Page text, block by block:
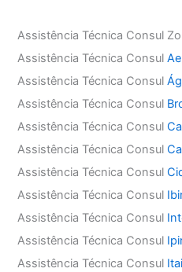
Assistência Técnica Consul
Assistência Técnica Consul
Assistência Técnica Consul
Assistência Técnica Consul
Assistência Técnica Consul
Assistência Técnica Consul
Assistência Técnica Consul
Assistência Técnica Consul
Assistência Técnica Consul
Assistência Técnica Consul
Assistência Técnica Consul